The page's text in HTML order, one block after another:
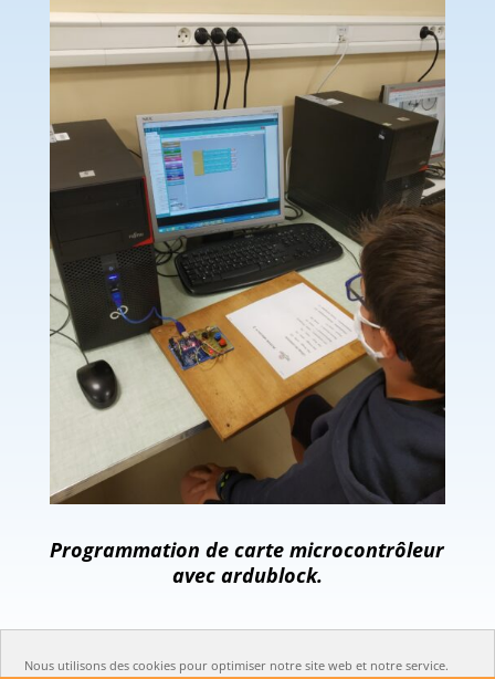
Nous utilisons des cookies pour optimiser notre site web et notre service.
Programmation de carte microcontrôleur
avec ardublock.